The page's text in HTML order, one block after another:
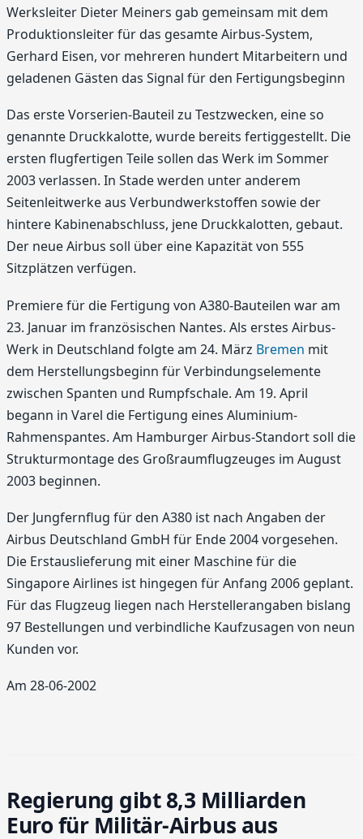
Werksleiter Dieter Meiners gab gemeinsam mit dem
Produktionsleiter für das gesamte Airbus-System,
Gerhard Eisen, vor mehreren hundert Mitarbeitern und
geladenen Gästen das Signal für den Fertigungsbeginn
Das erste Vorserien-Bauteil zu Testzwecken, eine so
genannte Druckkalotte, wurde bereits fertiggestellt. Die
ersten flugfertigen Teile sollen das Werk im Sommer
2003 verlassen. In Stade werden unter anderem
Seitenleitwerke aus Verbundwerkstoffen sowie der
hintere Kabinenabschluss, jene Druckkalotten, gebaut.
Der neue Airbus soll über eine Kapazität von 555
Sitzplätzen verfügen.
Premiere für die Fertigung von A380-Bauteilen war am
23. Januar im französischen Nantes. Als erstes Airbus-
Werk in Deutschland folgte am 24. März Bremen mit
dem Herstellungsbeginn für Verbindungselemente
zwischen Spanten und Rumpfschale. Am 19. April
begann in Varel die Fertigung eines Aluminium-
Rahmenspantes. Am Hamburger Airbus-Standort soll die
Strukturmontage des Großraumflugzeuges im August
2003 beginnen.
Der Jungfernflug für den A380 ist nach Angaben der
Airbus Deutschland GmbH für Ende 2004 vorgesehen.
Die Erstauslieferung mit einer Maschine für die
Singapore Airlines ist hingegen für Anfang 2006 geplant.
Für das Flugzeug liegen nach Herstellerangaben bislang
97 Bestellungen und verbindliche Kaufzusagen von neun
Kunden vor.
Am 28-06-2002
Regierung gibt 8,3 Milliarden
Euro für Militär-Airbus aus